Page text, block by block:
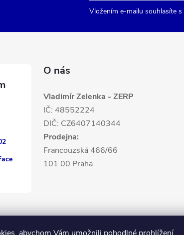
Vložením e-mailu souhlasíte s
O nás
Vladimír Zelenka - ZERP
IČ: 48552224
DIČ: CZ6407140344
Prodejna:
Francouzská 466/66
101 00 Praha